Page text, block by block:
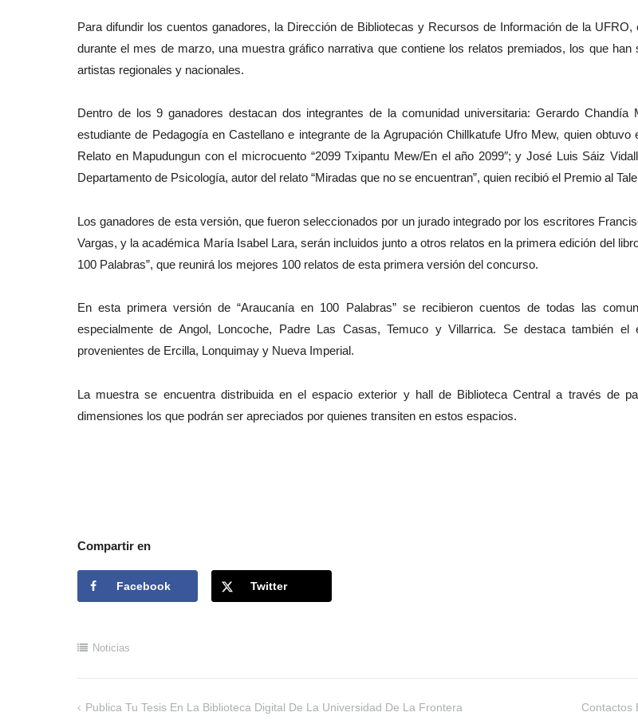
Para difundir los cuentos ganadores, la Dirección de Bibliotecas y Recursos de Información de la UFRO,
durante el mes de marzo, una muestra gráfico narrativa que contiene los relatos premiados, los que han
artistas regionales y nacionales.
Dentro de los 9 ganadores destacan dos integrantes de la comunidad universitaria: Gerardo Chandía
estudiante de Pedagogía en Castellano e integrante de la Agrupación Chillkatufe Ufro Mew, quien obtuvo
Relato en Mapudungun con el microcuento “2099 Txipantu Mew/En el año 2099″; y José Luis Sáiz
Departamento de Psicología, autor del relato “Miradas que no se encuentran”, quien recibió el Premio al
Los ganadores de esta versión, que fueron seleccionados por un jurado integrado por los escritores
Vargas, y la académica María Isabel Lara, serán incluidos junto a otros relatos en la primera edición del
100 Palabras”, que reunirá los mejores 100 relatos de esta primera versión del concurso.
En esta primera versión de “Araucanía en 100 Palabras” se recibieron cuentos de todas las
especialmente de Angol, Loncoche, Padre Las Casas, Temuco y Villarrica. Se destaca también el
provenientes de Ercilla, Lonquimay y Nueva Imperial.
La muestra se encuentra distribuida en el espacio exterior y hall de Biblioteca Central a través de
dimensiones los que podrán ser apreciados por quienes transiten en estos espacios.
Compartir en
Facebook Twitter
Noticias
Navegación
Publica Tu Tesis En La Biblioteca Digital De La Universidad De La Frontera Contactos